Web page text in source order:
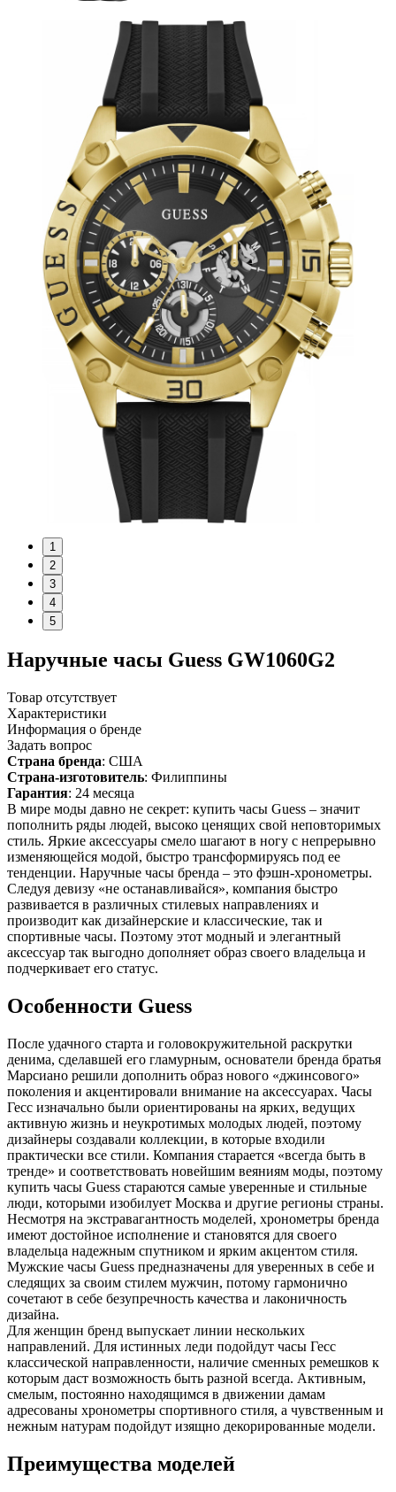
1
2
3
4
5
Наручные часы Guess GW1060G2
Товар отсутствует
Характеристики
Информация о бренде
Задать вопрос
Страна бренда: США
Страна-изготовитель: Филиппины
Гарантия: 24 месяца
В мире моды давно не секрет: купить часы Guess – значит
пополнить ряды людей, высоко ценящих свой неповторимых
стиль. Яркие аксессуары смело шагают в ногу с непрерывно
изменяющейся модой, быстро трансформируясь под ее
тенденции. Наручные часы бренда – это фэшн-хронометры.
Следуя девизу «не останавливайся», компания быстро
развивается в различных стилевых направлениях и
производит как дизайнерские и классические, так и
спортивные часы. Поэтому этот модный и элегантный
аксессуар так выгодно дополняет образ своего владельца и
подчеркивает его статус.
Особенности Guess
После удачного старта и головокружительной раскрутки
денима, сделавшей его гламурным, основатели бренда братья
Марсиано решили дополнить образ нового «джинсового»
поколения и акцентировали внимание на аксессуарах. Часы
Гесс изначально были ориентированы на ярких, ведущих
активную жизнь и неукротимых молодых людей, поэтому
дизайнеры создавали коллекции, в которые входили
практически все стили. Компания старается «всегда быть в
тренде» и соответствовать новейшим веяниям моды, поэтому
купить часы Guess стараются самые уверенные и стильные
люди, которыми изобилует Москва и другие регионы страны.
Несмотря на экстравагантность моделей, хронометры бренда
имеют достойное исполнение и становятся для своего
владельца надежным спутником и ярким акцентом стиля.
Мужские часы Guess предназначены для уверенных в себе и
следящих за своим стилем мужчин, потому гармонично
сочетают в себе безупречность качества и лаконичность
дизайна.
Для женщин бренд выпускает линии нескольких
направлений. Для истинных леди подойдут часы Гесс
классической направленности, наличие сменных ремешков к
которым даст возможность быть разной всегда. Активным,
смелым, постоянно находящимся в движении дамам
адресованы хронометры спортивного стиля, а чувственным и
нежным натурам подойдут изящно декорированные модели.
Преимущества моделей